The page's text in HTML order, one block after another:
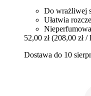
Do wrażliwej
Ułatwia
52,00 zł (208,00 zł /
Dostawa do 10